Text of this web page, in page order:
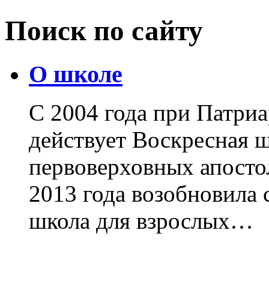
Поиск по сайту
О школе
С 2004 года при
действует Воскресная
первоверховных
2013 года
школа для взрослых…